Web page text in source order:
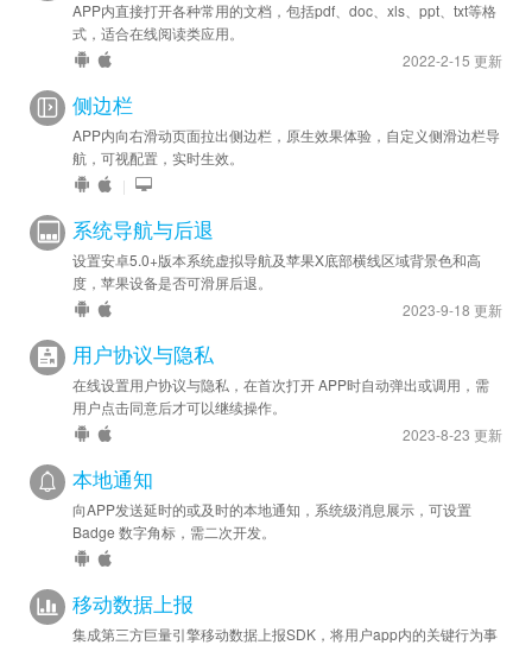
APP内直接打开各种常用的文档，包括pdf、doc、xls、ppt、txt等格
式，适合在线阅读类应用。
2022-2-15 更新
侧边栏
APP内向右滑动页面拉出侧边栏，原生效果体验，自定义侧滑边栏导
航，可视配置，实时生效。
|
系统导航与后退
设置安卓5.0+版本系统虚拟导航及苹果X底部横线区域背景色和高
度，苹果设备是否可滑屏后退。
2023-9-18 更新
用户协议与隐私
在线设置用户协议与隐私，在首次打开 APP时自动弹出或调用，需
用户点击同意后才可以继续操作。
2023-8-23 更新
本地通知
向APP发送延时的或及时的本地通知，系统级消息展示，可设置
Badge 数字角标，需二次开发。
移动数据上报
集成第三方巨量引擎移动数据上报SDK，将用户app内的关键行为事